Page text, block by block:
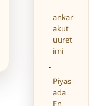
ankar
akut
uuret
imi
-
Piyas
ada
En